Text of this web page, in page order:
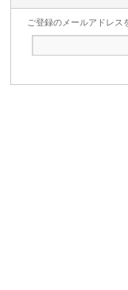
ご登録のメールアドレス